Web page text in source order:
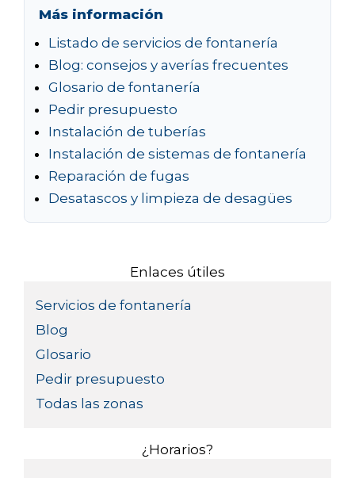
Más información
Listado de servicios de fontanería
Blog: consejos y averías frecuentes
Glosario de fontanería
Pedir presupuesto
Instalación de tuberías
Instalación de sistemas de fontanería
Reparación de fugas
Desatascos y limpieza de desagües
Enlaces útiles
Servicios de fontanería
Blog
Glosario
Pedir presupuesto
Todas las zonas
¿Horarios?